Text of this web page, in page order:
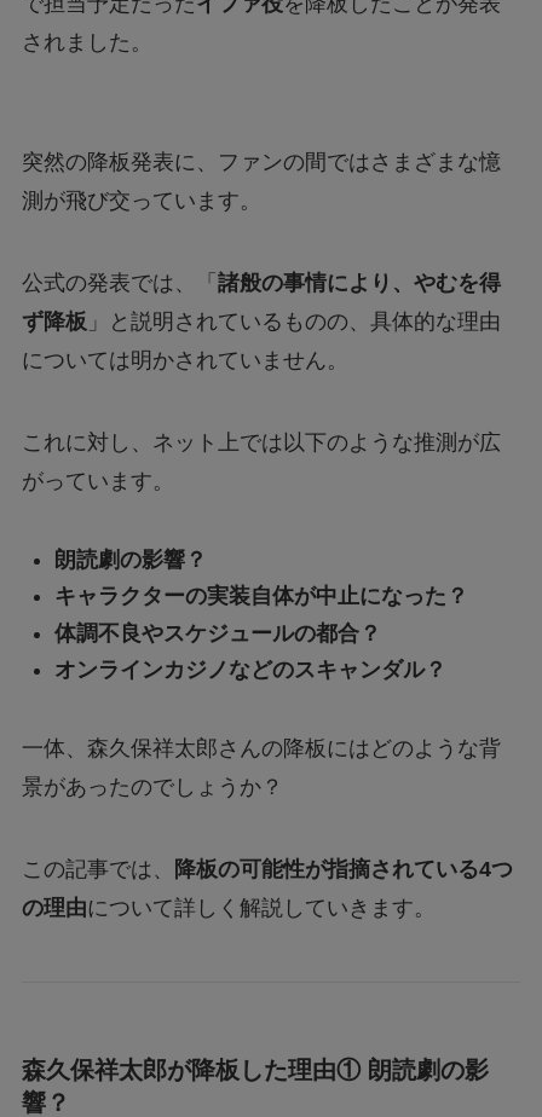
リボーン最終回の意味はどういうこと？ラスト
されました。
突然の降板発表に、ファンの間ではさまざまな憶
測が飛び交っています。
公式の発表では、「 諸般の事情により、やむを得
ず降板 」と説明されているものの、具体的な理由
については明かされていません。
これに対し、ネット上では以下のような推測が広
がっています。
朗読劇の影響？
キャラクターの実装自体が中止になった？
体調不良やスケジュールの都合？
オンラインカジノなどのスキャンダル？
一体、森久保祥太郎さんの降板にはどのような背
景があったのでしょうか？
この記事では、
降板の可能性が指摘されている4つ
の理由について詳しく解説していきます。
森久保祥太郎が降板した理由① 朗読劇の影
響？